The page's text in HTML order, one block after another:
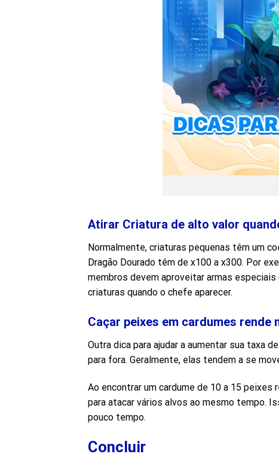
Atirar Criatura de alto valor
Normalmente, criaturas pequenas têm um
Dragão Dourado têm de x100 a x300. Por
membros devem aproveitar armas
criaturas quando o chefe aparecer.
Caçar peixes em cardumes rende
Outra dica para ajudar a aumentar sua taxa
para fora. Geralmente, elas tendem a se
Ao encontrar um cardume de 10 a 15
para atacar vários alvos ao mesmo tempo.
pouco tempo.
Concluir